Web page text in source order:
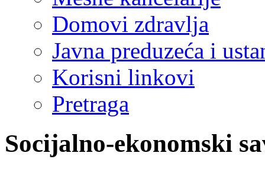
Domovi zdravlja
Javna preduzeća i
Korisni linkovi
Pretraga
Socijalno-ekonomski